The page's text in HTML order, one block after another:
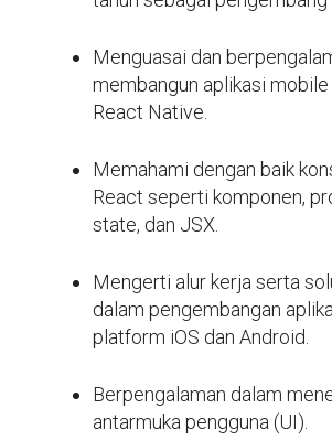
Menguasai dan
membangun aplikasi
React Native.
Memahami dengan baik
React seperti komponen,
state, dan JSX.
Mengerti alur kerja serta
dalam pengembangan
platform iOS dan Android.
Berpengalaman dalam
antarmuka pengguna (UI).